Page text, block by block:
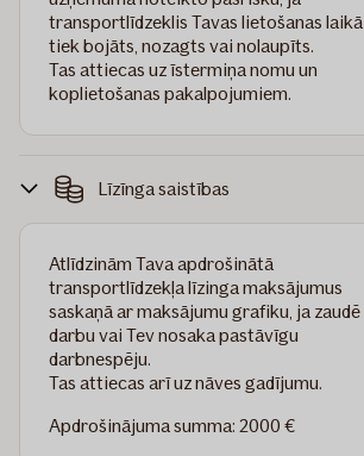
transportlīdzeklis Tavas lietošanas laikā
tiek bojāts, nozagts vai nolaupīts.
Tas attiecas uz īstermiņa nomu un
koplietošanas pakalpojumiem.
Līzīnga saistības
Atlīdzinām Tava apdrošinātā
transportlīdzekļa līzinga maksājumus
saskaņā ar maksājumu grafiku, ja zaudē
darbu vai Tev nosaka pastāvīgu
darbnespēju.
Tas attiecas arī uz nāves gadījumu.
Apdrošinājuma summa: 2000 €